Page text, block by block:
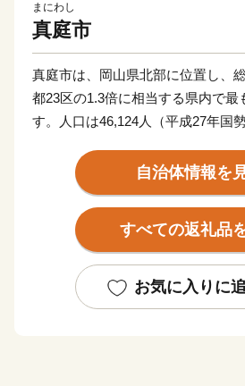
まにわし
真庭市
真庭市は、岡山県北部に位置し、
都23区の1.3倍に相当する県内で最
す。人口は46,124人（平成27年国
市内には「蒜山高原」「湯原温泉
かな自然や「旧遷喬尋常小学校」
区」といった豊富な歴史遺産や観
光客で賑わっています。
を木質バイオマス発電所の燃料と
れまで価値の無かった資源を生か
自治体情報を
すべての返礼品
お気に入りに